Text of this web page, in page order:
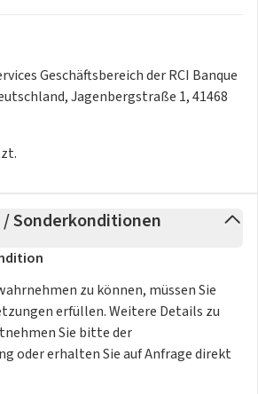
Geschäftsbereich der RCI Banque
Jagenbergstraße 1, 41468
Sonderkonditionen
zu können, müssen Sie
erfüllen. Weitere Details zu
Sie bitte der
oder erhalten Sie auf Anfrage direkt